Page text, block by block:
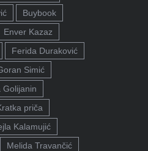
Buybook
Enver Kazaz
Ferida Duraković
Simić
Golijanin
priča
Kalamujić
Melida Travančić